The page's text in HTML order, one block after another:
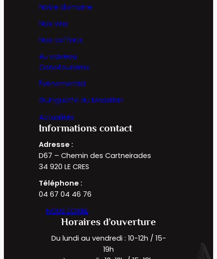
Notre domaine
Nos vins
Nos coffrets
Au caveau
Oenotourisme
Événementiel
Guinguette du Massillan
Actualités
Informations contact
Adresse :
D67 – Chemin des Cartneirades
34 920 LE CRES
Téléphone :
04 67 04 46 76
NOUS ÉCRIRE
Horaires d’ouverture
Du lundi au vendredi : 10-12h / 15-
19h